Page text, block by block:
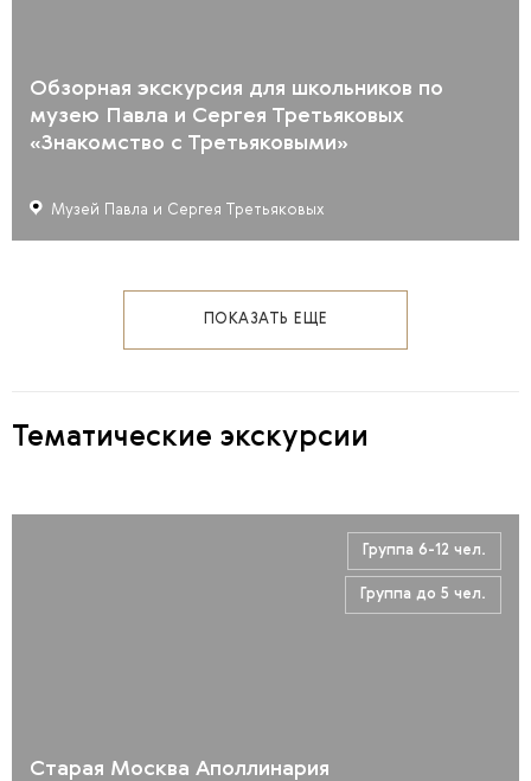
Обзорная экскурсия для школьников по
музею Павла и Сергея Третьяковых
«Знакомство с Третьяковыми»
Музей Павла и Сергея Третьяковых
ПОКАЗАТЬ ЕЩЕ
Тематические экскурсии
Группа 6-12 чел.
Группа до 5 чел.
Старая Москва Аполлинария